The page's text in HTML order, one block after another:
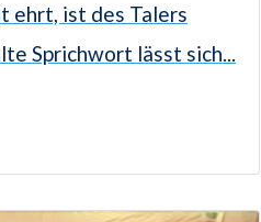
ehrt, ist des Talers
Sprichwort lässt sich...